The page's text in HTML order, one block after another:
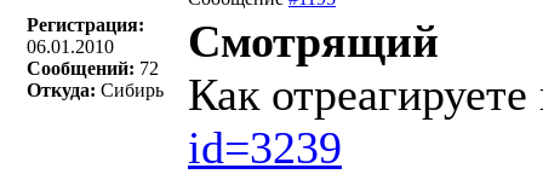
Регистрация:
06.01.2010
Сообщений: 72
Откуда: Сибирь
Смотрящий
Как
id=3239